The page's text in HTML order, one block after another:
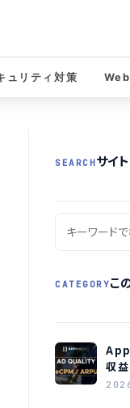
ュリティ対策
SEARCHサイ
CATEGORYこ
収
新